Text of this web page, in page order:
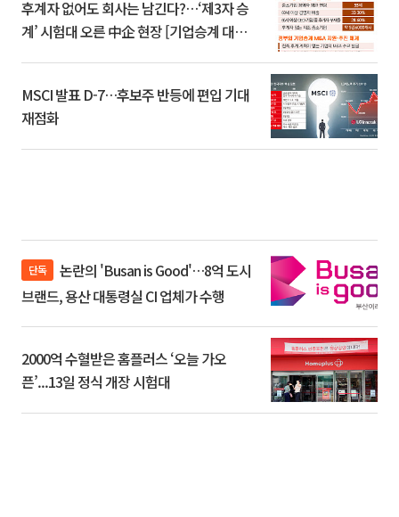
후계자 없어도 회사는 남긴다?…‘제3자 승
계’ 시험대 오른 中企 현장 [기업승계 대전
MSCI 발표 D-7…후보주 반등에 편입 기대
재점화
단독
브랜드, 용산 대통령실 CI 업체가 수행
2000억 수혈받은 홈플러스 ‘오늘 가오
픈’...13일 정식 개장 시험대